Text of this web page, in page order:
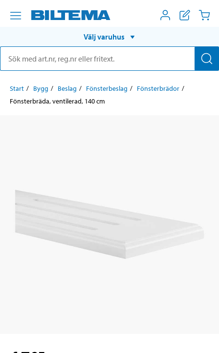
Välj varuhus
Start Bygg Beslag Fönsterbeslag
Fönsterbrädor
Fönsterbräda, ventilerad, 140 cm